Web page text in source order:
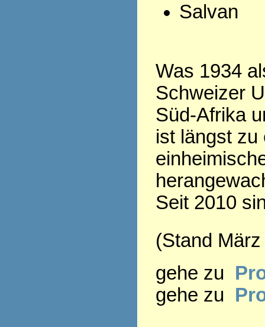
Salvan
Was 1934
Schweizer
Süd-Afrika
ist längst zu
Seit 2010
(Stand
gehe zu
gehe zu